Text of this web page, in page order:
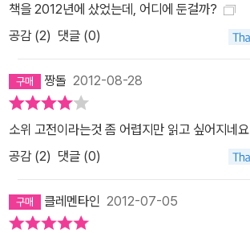
책을 2012년에 샀었는데, 어디에 둔걸까?
공감 (2) 댓글 (0)
짱돌 2012-08-28
소위 고전이라는것 좀 어렵지만 읽고 싶어지네요
공감 (2) 댓글 (0)
클레멘타인 2012-07-05